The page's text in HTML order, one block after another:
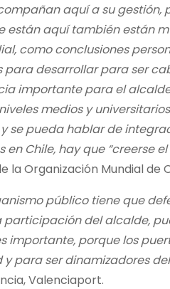
aquí a su gestión,
están aquí también están
como conclusiones
desarrollar para ser
importante para el
medios y
se pueda hablar de
Chile, hay que “creerse
la Organización Mundial de
público tiene que
participación del alcalde,
importante, porque los
para ser dinamizadores del
Valenciaport.